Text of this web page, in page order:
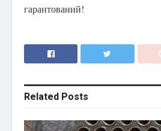
гарантований!
Related Posts